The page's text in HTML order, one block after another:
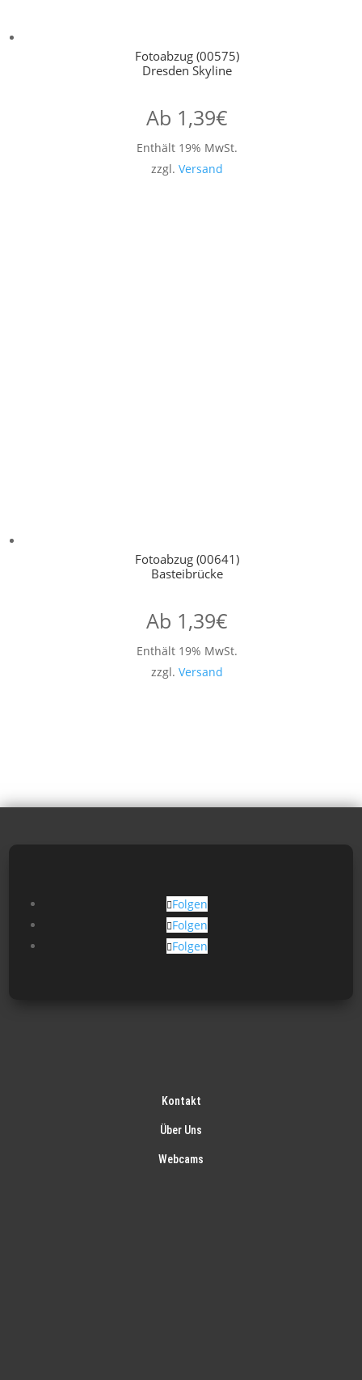
Fotoabzug (00575)
Dresden Skyline
Ab 1,39€
Enthält 19% MwSt.
zzgl. Versand
Fotoabzug (00641)
Basteibrücke
Ab 1,39€
Enthält 19% MwSt.
zzgl. Versand
Folgen
Folgen
Folgen
Kontakt
Über Uns
Webcams